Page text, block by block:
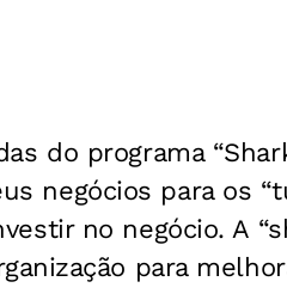
do programa
negócios para os
no negócio. A
para